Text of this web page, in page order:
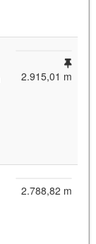
2.915,01 m
2.788,82 m